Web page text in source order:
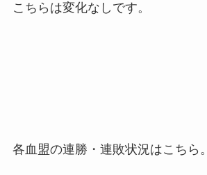
こちらは変化なしです。
各血盟の連勝・連敗状況はこちら。